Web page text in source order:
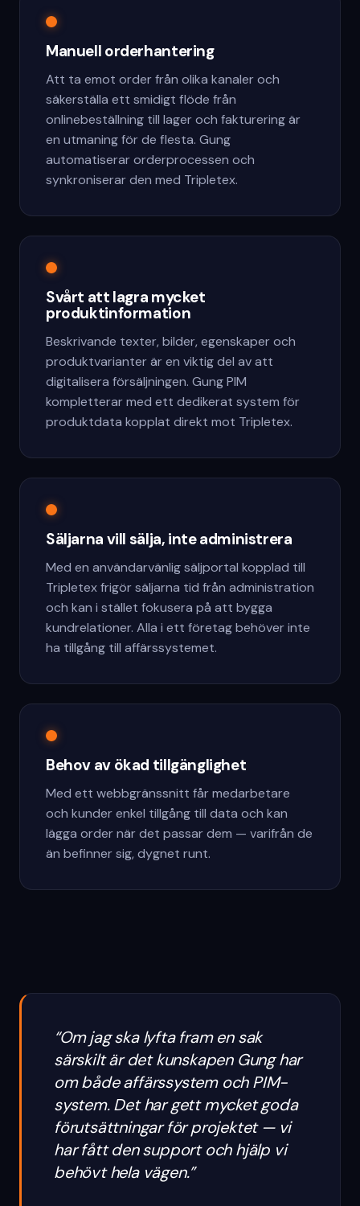
Manuell orderhantering
Att ta emot order från olika kanaler och
säkerställa ett smidigt flöde från
onlinebeställning till lager och fakturering är
en utmaning för de flesta. Gung
automatiserar orderprocessen och
synkroniserar den med Tripletex.
Svårt att lagra mycket
produktinformation
Beskrivande texter, bilder, egenskaper och
produktvarianter är en viktig del av att
digitalisera försäljningen. Gung PIM
kompletterar med ett dedikerat system för
produktdata kopplat direkt mot Tripletex.
Säljarna vill sälja, inte administrera
Med en användarvänlig säljportal kopplad till
Tripletex frigör säljarna tid från administration
och kan i stället fokusera på att bygga
kundrelationer. Alla i ett företag behöver inte
ha tillgång till affärssystemet.
Behov av ökad tillgänglighet
Med ett webbgränssnitt får medarbetare
och kunder enkel tillgång till data och kan
lägga order när det passar dem — varifrån de
än befinner sig, dygnet runt.
“Om jag ska lyfta fram en sak
särskilt är det kunskapen Gung har
om både affärssystem och PIM-
system. Det har gett mycket goda
förutsättningar för projektet — vi
har fått den support och hjälp vi
behövt hela vägen.”